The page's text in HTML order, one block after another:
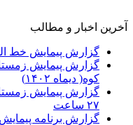
آخرين اخبار و مطالب
گزارش پیمایش خط
گزارش پیمایش
کوه( دیماه ۱۴۰۲)
گزارش پیمایش
۲۷ ساعت
گزارش برنامه